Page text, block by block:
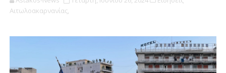
Αιτωλοακαρνανίας,